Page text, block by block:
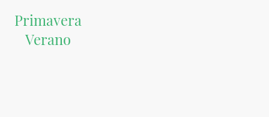
Primavera
Verano